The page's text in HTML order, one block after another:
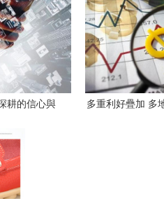
耕的信心與
多重利好疊加 多